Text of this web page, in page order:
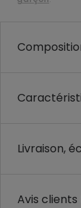
Livraison,
Avis clients